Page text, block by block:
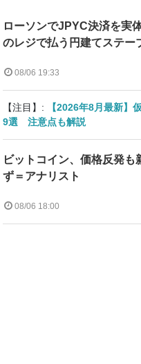
ローソンでJPYC決済を実
のレジで払う円建てステー
08/06 19:33
【注目】:
【2026年8月最新】
9選 注意点も解説
ビットコイン、価格反発も
ず＝アナリスト
08/06 18:00